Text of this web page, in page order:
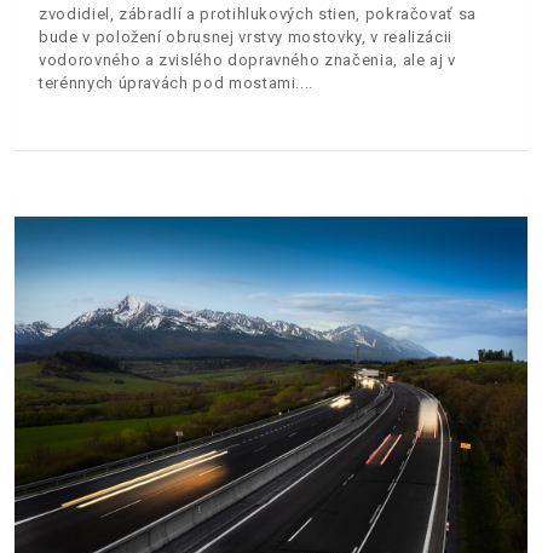
zvodidiel, zábradlí a protihlukových stien, pokračovať sa
bude v položení obrusnej vrstvy mostovky, v realizácii
vodorovného a zvislého dopravného značenia, ale aj v
terénnych úpravách pod mostami.